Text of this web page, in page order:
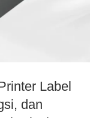
Label
dan